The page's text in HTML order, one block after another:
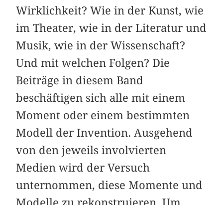
Wirklichkeit? Wie in der Kunst, wie
im Theater, wie in der Literatur und
Musik, wie in der Wissenschaft?
Und mit welchen Folgen? Die
Beiträge in diesem Band
beschäftigen sich alle mit einem
Moment oder einem bestimmten
Modell der Invention. Ausgehend
von den jeweils involvierten
Medien wird der Versuch
unternommen, diese Momente und
Modelle zu rekonstruieren. Um